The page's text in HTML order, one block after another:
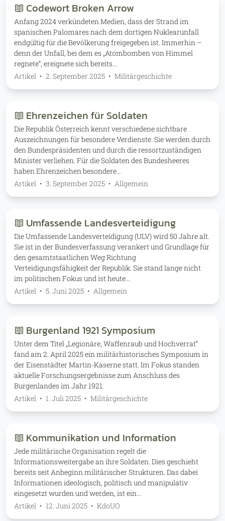
Codewort Broken Arrow
Anfang 2024 verkündeten Medien, dass der Strand im
spanischen Palomares nach dem dortigen Nuklearunfall
endgültig für die Bevölkerung freigegeben ist. Immerhin –
denn der Unfall, bei dem es „Atombomben von Himmel
regnete“, ereignete sich bereits…
Artikel • 2. September 2025 • Militärgeschichte
Ehrenzeichen für Soldaten
Die Republik Österreich kennt verschiedene sichtbare
Auszeichnungen für besondere Verdienste. Sie werden durch
den Bundespräsidenten und durch die ressortzuständigen
Minister verliehen. Für die Soldaten des Bundesheeres
haben Ehrenzeichen besondere…
Artikel • 3. September 2025 • Allgemein
Umfassende Landesverteidigung
Die Umfassende Landesverteidigung (ULV) wird 50 Jahre alt.
Sie ist in der Bundesverfassung verankert und Grundlage für
den gesamtstaatlichen Weg Richtung
Verteidigungsfähigkeit der Republik. Sie stand lange nicht
im politischen Fokus und ist heute…
Artikel • 5. Juni 2025 • Allgemein
Burgenland 1921 Symposium
Unter dem Titel „Legionäre, Waffenraub und Hochverrat“
fand am 2. April 2025 ein militärhistorisches Symposium in
der Eisenstädter Martin-Kaserne statt. Im Fokus standen
aktuelle Forschungsergebnisse zum Anschluss des
Burgenlandes im Jahr 1921.
Artikel • 1. Juli 2025 • Militärgeschichte
Kommunikation und Information
Jede militärische Organisation regelt die
Informationsweitergabe an ihre Soldaten. Dies geschieht
bereits seit Anbeginn militärischer Strukturen. Das dabei
Informationen ideologisch, politisch und manipulativ
eingesetzt wurden und werden, ist ein…
Artikel • 12. Juni 2025 • KdoUO